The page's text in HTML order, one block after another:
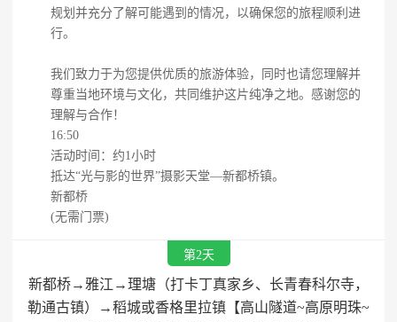
规划并充分了解可能遇到的情况，以确保您的旅程顺利进
行。
我们致力于为您提供优质的旅游体验，同时也请您理解并
尊重当地环境与文化，共同维护这片纯净之地。感谢您的
理解与合作！
16:50
活动时间：约1小时
抵达“光与影的世界”摄影天堂—新都桥镇。
新都桥
(无需门票)
第2天
新都桥→雅江→理塘（打卡丁真家乡、长青春科尔寺，
勒通古镇）→稻城或香格里拉镇【高山隧道~高原明珠~